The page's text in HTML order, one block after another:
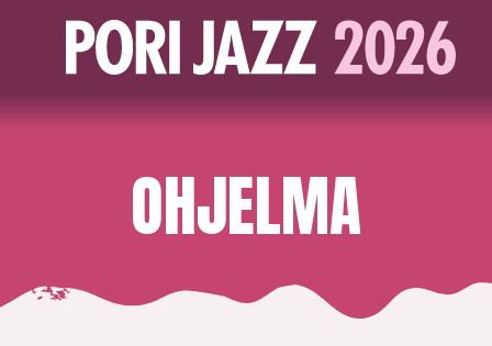
OHJELMA